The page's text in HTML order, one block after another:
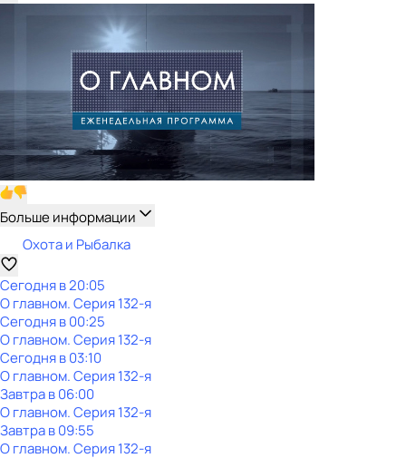
Больше информации
Охота и Рыбалка
Сегодня в 20:05
О главном. Серия 132-я
Сегодня в 00:25
О главном. Серия 132-я
Сегодня в 03:10
О главном. Серия 132-я
Завтра в 06:00
О главном. Серия 132-я
Завтра в 09:55
О главном. Серия 132-я